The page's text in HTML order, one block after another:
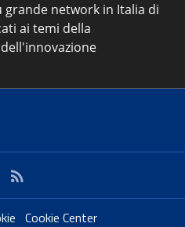
grande network in Italia di
ai temi della
Cookie Center